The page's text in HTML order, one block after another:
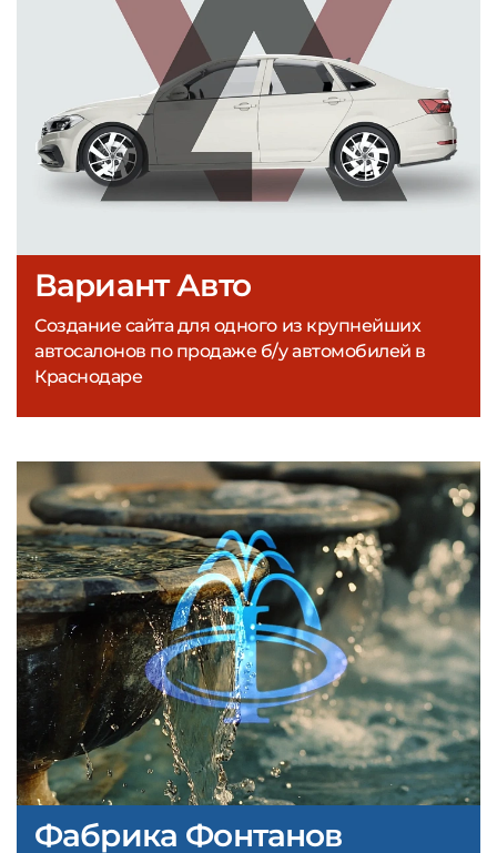
Вариант Авто
Создание сайта для одного из крупнейших
автосалонов по продаже б/у автомобилей в
Краснодаре
Фабрика Фонтанов